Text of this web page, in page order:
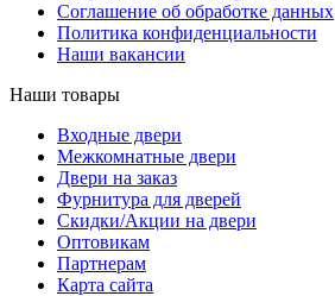
Соглашение об обработке данных
Политика конфиденциальности
Наши вакансии
Наши товары
Входные двери
Межкомнатные двери
Двери на заказ
Фурнитура для дверей
Скидки/Акции на двери
Оптовикам
Партнерам
Карта сайта